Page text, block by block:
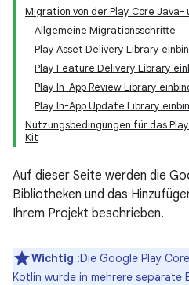
Migration von der Play Core Java-
Allgemeine Migrationsschritte
Play Asset Delivery Library
Play Feature Delivery Library
Play In-App Review Library
Play In-App Update Library
Nutzungsbedingungen für das
Kit
Auf dieser Seite werden die
Bibliotheken und das
Ihrem Projekt beschrieben.
Wichtig :Die Google Play
Kotlin wurde in mehrere